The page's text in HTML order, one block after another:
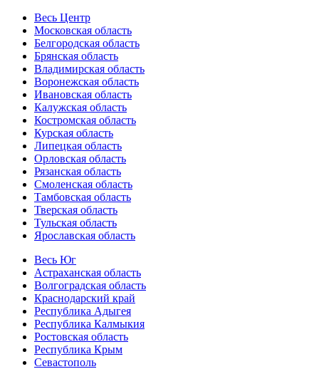
Весь Центр
Московская область
Белгородская область
Брянская область
Владимирская область
Воронежская область
Ивановская область
Калужская область
Костромская область
Курская область
Липецкая область
Орловская область
Рязанская область
Смоленская область
Тамбовская область
Тверская область
Тульская область
Ярославская область
Весь Юг
Астраханская область
Волгоградская область
Краснодарский край
Республика Адыгея
Республика Калмыкия
Ростовская область
Республика Крым
Севастополь